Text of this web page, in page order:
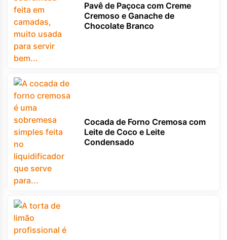
Pavê de Paçoca com Creme
Cremoso e Ganache de
Chocolate Branco
Cocada de Forno Cremosa com
Leite de Coco e Leite
Condensado